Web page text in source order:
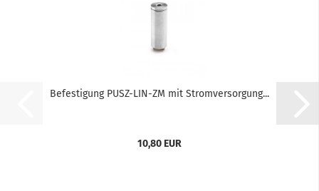
Befestigung PUSZ-LIN-ZM mit Stromversorgung...
10,80 EUR